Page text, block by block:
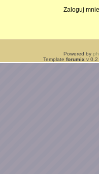
Zaloguj
Powered by
Template forumix v 0.2